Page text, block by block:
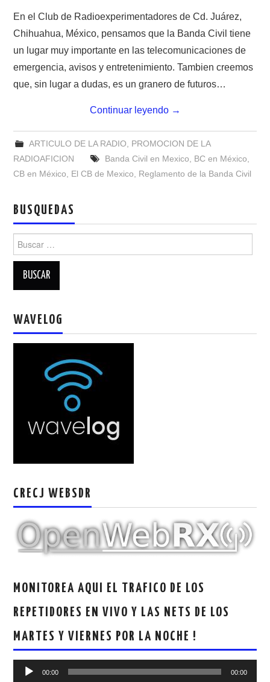
LITERATURA DE LA RADIO
MODOS DIGITALES
MORSE CW APRENDE Y MAS
RADIOAFICIONADOS EN MEXICO
PROMOCIÓN DE LA RADIO AFICIÓN
PROPAGACIÓN
SALÓN DE LA FAMA DEL CRECJ
SOTA Y POTA
CRECJ
MUMLA APP ( MUY FÁCIL )
En el Club de Radioexperimentadores de Cd. Juárez,
Chihuahua, México, pensamos que la Banda Civil tiene
un lugar muy importante en las telecomunicaciones de
emergencia, avisos y entretenimiento. Tambien creemos
que, sin lugar a dudas, es un granero de futuros…
Continuar leyendo →
ARTICULO DE LA RADIO, PROMOCION DE LA
RADIOAFICION
Banda Civil en Mexico, BC en México,
CB en México, El CB de Mexico, Reglamento de la Banda Civil
BUSQUEDAS
Buscar:
WAVELOG
CRECJ WEBSDR
MONITOREA AQUI EL TRAFICO DE LOS
REPETIDORES EN VIVO Y LAS NETS DE LOS
MARTES Y VIERNES POR LA NOCHE !
Reproductor
00:00 00:00